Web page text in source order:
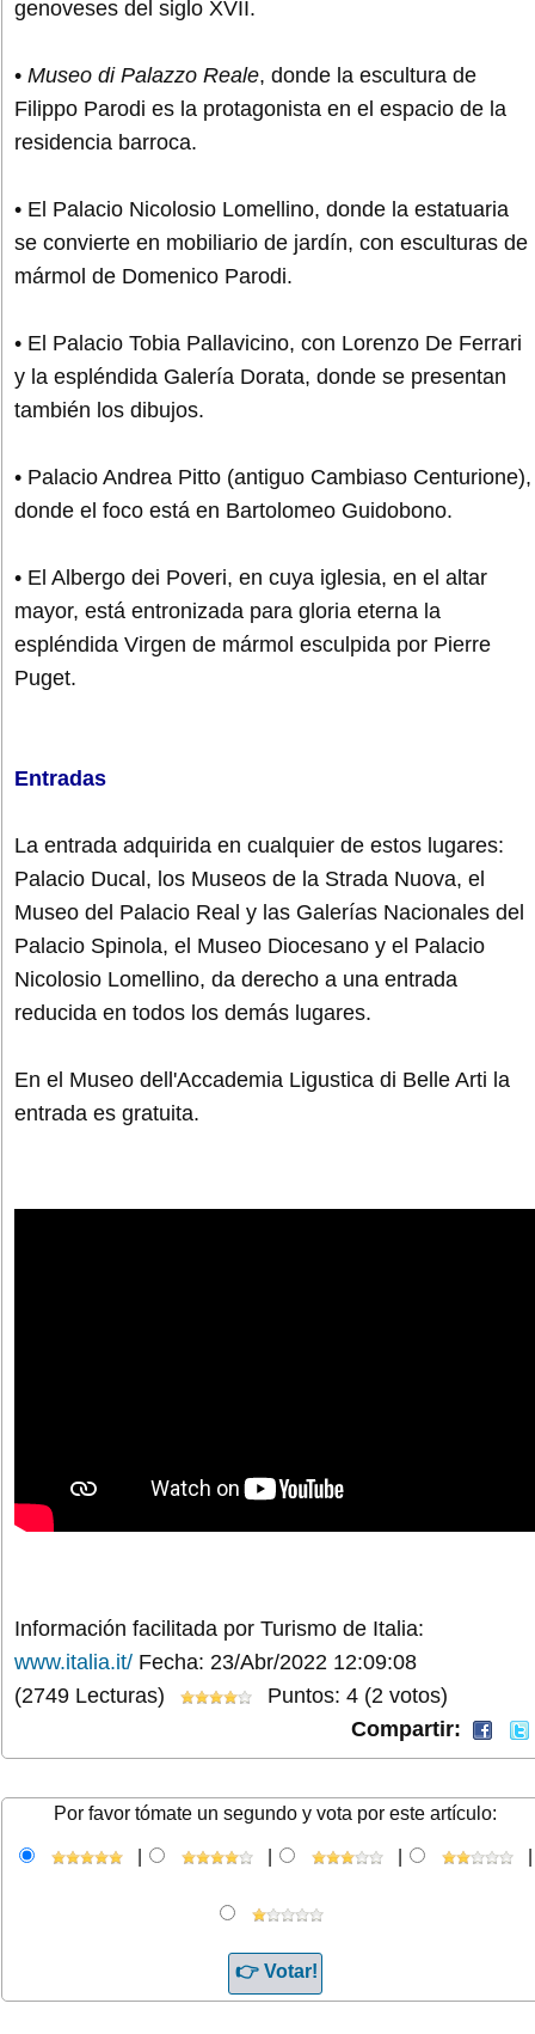
genoveses del siglo XVII.
• Museo di Palazzo Reale, donde la escultura de
Filippo Parodi es la protagonista en el espacio de la
residencia barroca.
• El Palacio Nicolosio Lomellino, donde la estatuaria
se convierte en mobiliario de jardín, con esculturas de
mármol de Domenico Parodi.
• El Palacio Tobia Pallavicino, con Lorenzo De Ferrari
y la espléndida Galería Dorata, donde se presentan
también los dibujos.
• Palacio Andrea Pitto (antiguo Cambiaso Centurione),
donde el foco está en Bartolomeo Guidobono.
• El Albergo dei Poveri, en cuya iglesia, en el altar
mayor, está entronizada para gloria eterna la
espléndida Virgen de mármol esculpida por Pierre
Puget.
Entradas
La entrada adquirida en cualquier de estos lugares:
Palacio Ducal, los Museos de la Strada Nuova, el
Museo del Palacio Real y las Galerías Nacionales del
Palacio Spinola, el Museo Diocesano y el Palacio
Nicolosio Lomellino, da derecho a una entrada
reducida en todos los demás lugares.
En el Museo dell'Accademia Ligustica di Belle Arti la
entrada es gratuita.
Información facilitada por Turismo de Italia:
www.italia.it/ Fecha: 23/Abr/2022 12:09:08
(2749 Lecturas)
Puntos: 4 (2 votos)
Compartir:
Por favor tómate un segundo y vota por este artículo: